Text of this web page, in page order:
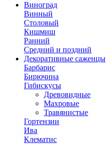
Виноград
Винный
Столовый
Кишмиш
Ранний
Средний и поздний
Декоративные саженцы
Барбарис
Бирючина
Гибискусы
Древовидные
Махровые
Травянистые
Гортензии
Ива
Клематис